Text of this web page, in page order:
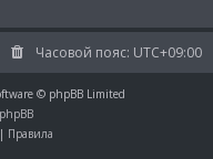
Часовой пояс: UTC+09:00
© phpBB Limited
Правила